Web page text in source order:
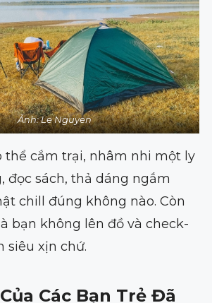
Ảnh: Le Nguyen
thể cắm trại, nhâm nhi một ly
đọc sách, thả dáng ngắm
chill đúng không nào. Còn
bạn không lên đồ và check-
siêu xịn chứ.
Các Bạn Trẻ Đã